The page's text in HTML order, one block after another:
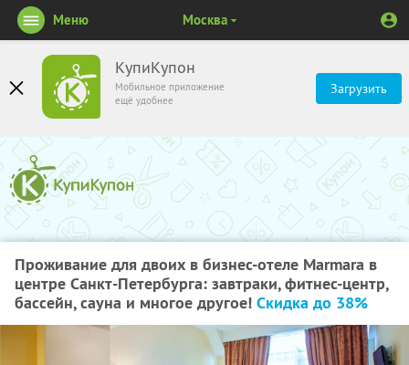
КупиКупон
Мобильное приложение
ещё удобнее
Загрузить
Меню Москва
Проживание для двоих в бизнес-отеле Marmara в
центре Санкт-Петербурга: завтраки, фитнес-центр,
бассейн, сауна и многое другое! Скидка до 38%